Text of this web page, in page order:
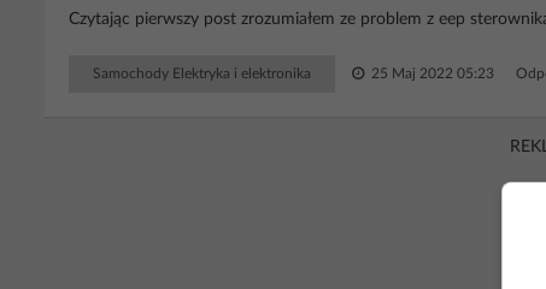
Czytając pierwszy post zrozumiałem ze problem z eep
Samochody Elektryka i elektronika 25 Maj 2022 05:23